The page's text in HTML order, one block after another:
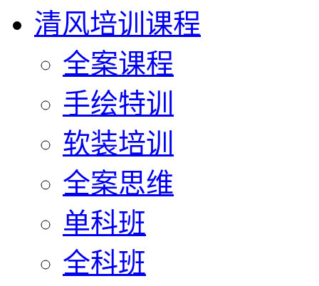
清风培训课程
全案课程
手绘特训
软装培训
全案思维
单科班
全科班